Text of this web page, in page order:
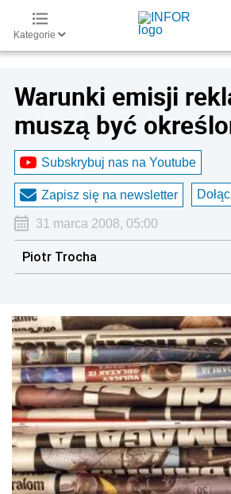
Kategorie
Warunki emisji
muszą być
Subskrybuj nas na Youtube
Zapisz się na newsletter
31 marca 2008, 05:00
Piotr Trocha